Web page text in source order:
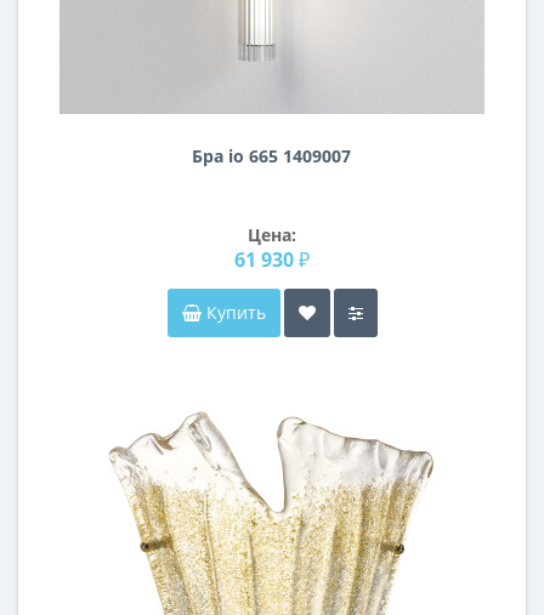
Бра io 665 1409007
Цена:
61 930 ₽
Купить